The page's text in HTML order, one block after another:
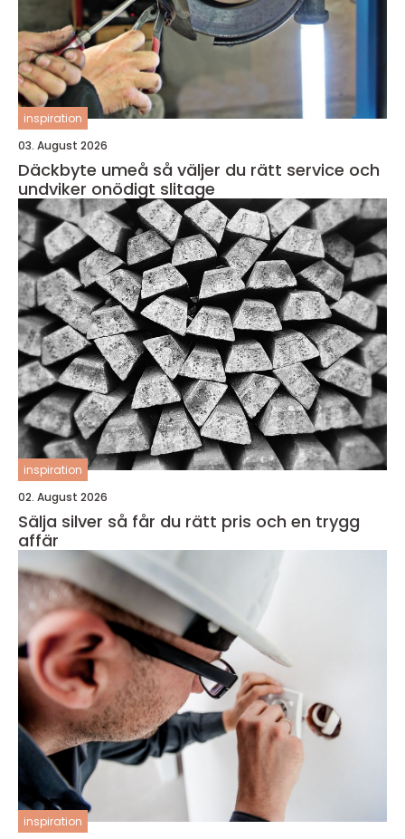
inspiration
03. August 2026
Däckbyte umeå så väljer du rätt service och
undviker onödigt slitage
inspiration
02. August 2026
Sälja silver så får du rätt pris och en trygg
affär
inspiration